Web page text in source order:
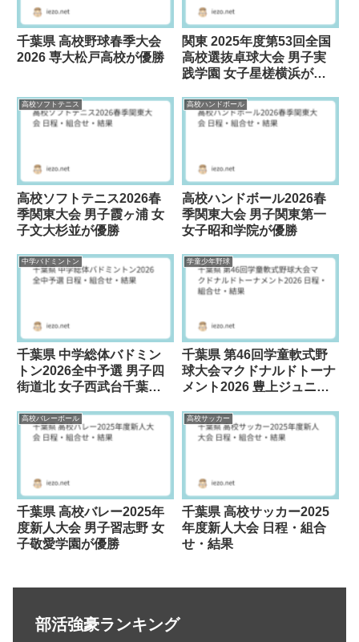
千葉県 高校野球春季大会
2026 専大松戸高校が優勝
関東 2025年度第53回全国
高校選抜卓球大会 男子実
践学園 女子星槎横浜が優
高校ソフトテニス
高校ソフトテニス2026春
季関東大会 男子霞ヶ浦 女
子文大杉並が優勝
高校ハンドボール
高校ハンドボール2026春
季関東大会 男子関東第一
女子昭和学院が優勝
中学バドミントン
千葉県 中学総体バドミン
トン2026全中予選 男子四
街道北 女子西武台千葉が
学童少年野球
千葉県 第46回学童軟式野
球大会マクドナルドトーナ
メント2026 豊上ジュニア
高校バレーボール
千葉県 高校バレー2025年
度新人大会 男子習志野 女
子敬愛学園が優勝
高校サッカー
千葉県 高校サッカー2025
年度新人大会 日程・組合
せ・結果
部活強豪ランキング